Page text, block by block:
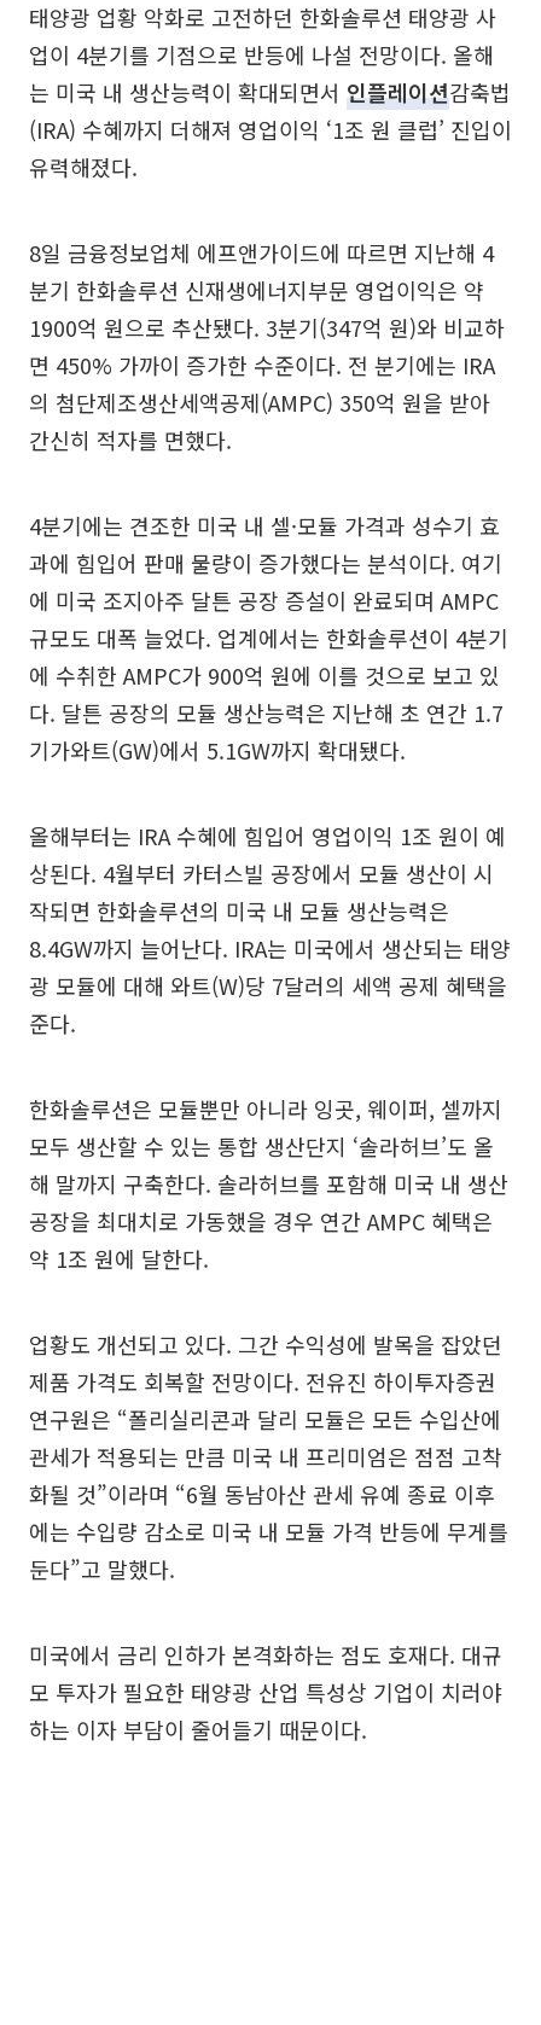
태양광 업황 악화로 고전하던 한화솔루션 태양광 사
업이 4분기를 기점으로 반등에 나설 전망이다. 올해
는 미국 내 생산능력이 확대되면서 인플레이션감축법
(IRA) 수혜까지 더해져 영업이익 ‘1조 원 클럽’ 진입이
유력해졌다.
8일 금융정보업체 에프앤가이드에 따르면 지난해 4
분기 한화솔루션 신재생에너지부문 영업이익은 약
1900억 원으로 추산됐다. 3분기(347억 원)와 비교하
면 450% 가까이 증가한 수준이다. 전 분기에는 IRA
의 첨단제조생산세액공제(AMPC) 350억 원을 받아
간신히 적자를 면했다.
4분기에는 견조한 미국 내 셀·모듈 가격과 성수기 효
과에 힘입어 판매 물량이 증가했다는 분석이다. 여기
에 미국 조지아주 달튼 공장 증설이 완료되며 AMPC
규모도 대폭 늘었다. 업계에서는 한화솔루션이 4분기
에 수취한 AMPC가 900억 원에 이를 것으로 보고 있
다. 달튼 공장의 모듈 생산능력은 지난해 초 연간 1.7
기가와트(GW)에서 5.1GW까지 확대됐다.
올해부터는 IRA 수혜에 힘입어 영업이익 1조 원이 예
상된다. 4월부터 카터스빌 공장에서 모듈 생산이 시
작되면 한화솔루션의 미국 내 모듈 생산능력은
8.4GW까지 늘어난다. IRA는 미국에서 생산되는 태양
광 모듈에 대해 와트(W)당 7달러의 세액 공제 혜택을
준다.
한화솔루션은 모듈뿐만 아니라 잉곳, 웨이퍼, 셀까지
모두 생산할 수 있는 통합 생산단지 ‘솔라허브’도 올
해 말까지 구축한다. 솔라허브를 포함해 미국 내 생산
공장을 최대치로 가동했을 경우 연간 AMPC 혜택은
약 1조 원에 달한다.
업황도 개선되고 있다. 그간 수익성에 발목을 잡았던
제품 가격도 회복할 전망이다. 전유진 하이투자증권
연구원은 “폴리실리콘과 달리 모듈은 모든 수입산에
관세가 적용되는 만큼 미국 내 프리미엄은 점점 고착
화될 것”이라며 “6월 동남아산 관세 유예 종료 이후
에는 수입량 감소로 미국 내 모듈 가격 반등에 무게를
둔다”고 말했다.
미국에서 금리 인하가 본격화하는 점도 호재다. 대규
모 투자가 필요한 태양광 산업 특성상 기업이 치러야
하는 이자 부담이 줄어들기 때문이다.